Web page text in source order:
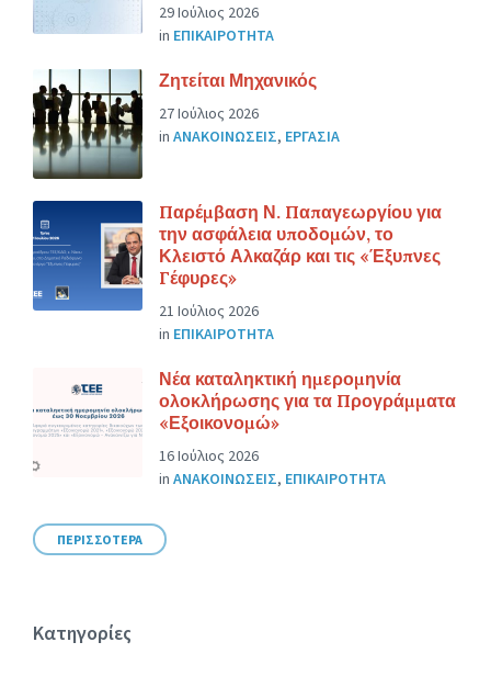
29 Ιούλιος 2026
in ΕΠΙΚΑΙΡΟΤΗΤΑ
Ζητείται Μηχανικός
27 Ιούλιος 2026
in ΑΝΑΚΟΙΝΩΣΕΙΣ, ΕΡΓΑΣΙΑ
Παρέμβαση Ν. Παπαγεωργίου για
την ασφάλεια υποδομών, το
Κλειστό Αλκαζάρ και τις «Έξυπνες
Γέφυρες»
21 Ιούλιος 2026
in ΕΠΙΚΑΙΡΟΤΗΤΑ
Νέα καταληκτική ημερομηνία
ολοκλήρωσης για τα Προγράμματα
«Εξοικονομώ»
16 Ιούλιος 2026
in ΑΝΑΚΟΙΝΩΣΕΙΣ, ΕΠΙΚΑΙΡΟΤΗΤΑ
ΠΕΡΙΣΣΟΤΕΡΑ
Κατηγορίες